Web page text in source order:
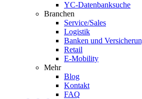
YC-Datenbanksuche
Branchen
Service/Sales
Logistik
Banken und
Retail
E-Mobility
Mehr
Blog
Kontakt
FAQ